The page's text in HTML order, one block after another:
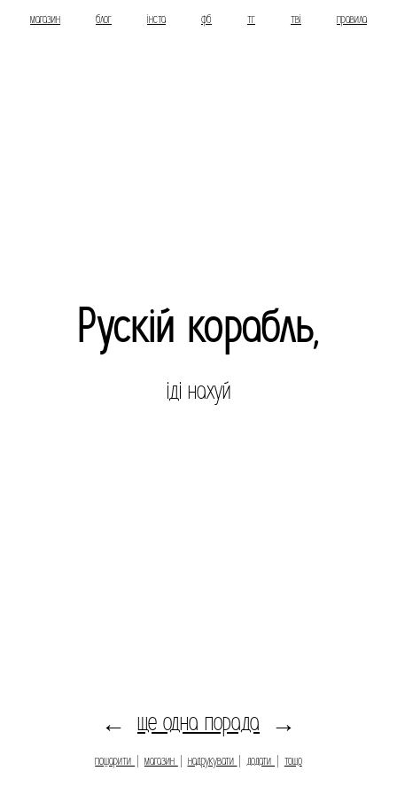
магазин блог інста фб тг тві правила
Рускій корабль,
іді нахуй
← ще одна порада →
пошарити магазин надрукувати додати тощо